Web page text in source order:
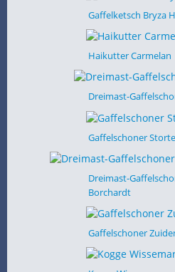
Gaffelketsch Bryza H
Haikutter Carmelan
Dreimast-
Gaffelschoner
Dreimast-
Borchardt
Gaffelschoner